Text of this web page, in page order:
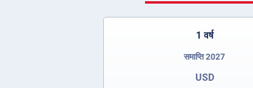
1 वर्ष
समाप्ति 2027
USD